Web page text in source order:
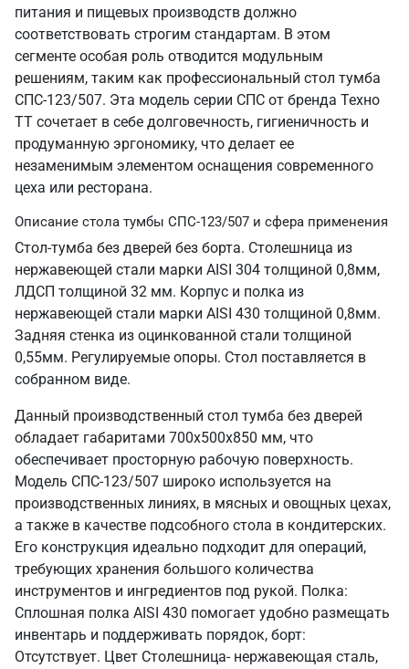
питания и пищевых производств должно
соответствовать строгим стандартам. В этом
сегменте особая роль отводится модульным
решениям, таким как профессиональный стол тумба
СПС-123/507. Эта модель серии СПС от бренда Техно
ТТ сочетает в себе долговечность, гигиеничность и
продуманную эргономику, что делает ее
незаменимым элементом оснащения современного
цеха или ресторана.
Описание стола тумбы СПС-123/507 и сфера применения
Стол-тумба без дверей без борта. Столешница из
нержавеющей стали марки AISI 304 толщиной 0,8мм,
ЛДСП толщиной 32 мм. Корпус и полка из
нержавеющей стали марки AISI 430 толщиной 0,8мм.
Задняя стенка из оцинкованной стали толщиной
0,55мм. Регулируемые опоры. Стол поставляется в
собранном виде.
Данный производственный стол тумба без дверей
обладает габаритами 700х500х850 мм, что
обеспечивает просторную рабочую поверхность.
Модель СПС-123/507 широко используется на
производственных линиях, в мясных и овощных цехах,
а также в качестве подсобного стола в кондитерских.
Его конструкция идеально подходит для операций,
требующих хранения большого количества
инструментов и ингредиентов под рукой. Полка:
Сплошная полка AISI 430 помогает удобно размещать
инвентарь и поддерживать порядок, борт:
Отсутствует. Цвет Столешница- нержавеющая сталь,